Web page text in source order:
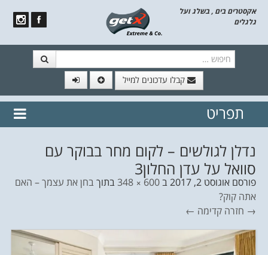
אקסטרים בים , בשלג ועל
גלגלים
קבלו עדכונים למייל
// הצטרף לרשימת תפוצה!
נשמח
תפריט
נדלן לגולשים – לקום מחר בבוקר עם
סוואל על עדן החלון3
פורסם אוגוסט 2, 2017 ב600 × 348 בתוךבחן את עצמך – האם
אתה קוק?
→ חזרה קדימה ←